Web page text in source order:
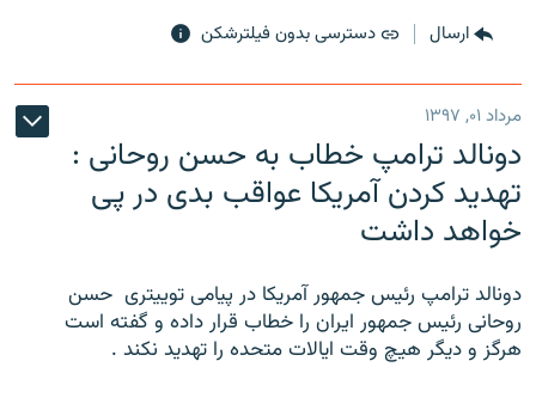
ارسال دسترسی بدون فیلترشکن
مرداد ۰۱, ۱۳۹۷
دونالد ترامپ خطاب به حسن روحانی :
تهدید کردن آمریکا عواقب بدی در پی
خواهد داشت
دونالد ترامپ رئیس جمهور آمریکا در پیامی توییتری ‌ حسن
روحانی رئیس جمهور ایران را خطاب قرار داده و گفته است
هرگز و دیگر هیچ وقت ایالات متحده را تهدید نکند .